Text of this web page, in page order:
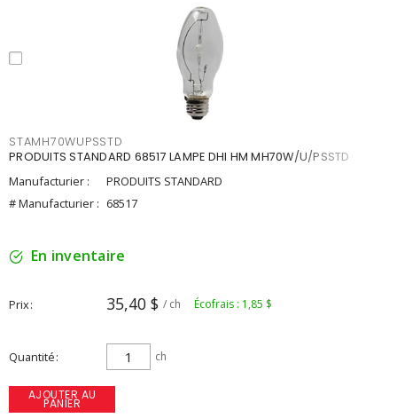
STAMH70WUPSSTD
PRODUITS STANDARD 68517 LAMPE DHI HM MH70W/U/PSSTD
Manufacturier :
PRODUITS STANDARD
# Manufacturier : 68517
En inventaire
Prix 35,40 $ / ch Écofrais : 1,85 $
Quantité ch
AJOUTER AU
PANIER